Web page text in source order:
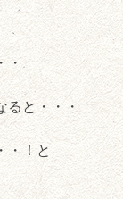
・
と・・・
・！と